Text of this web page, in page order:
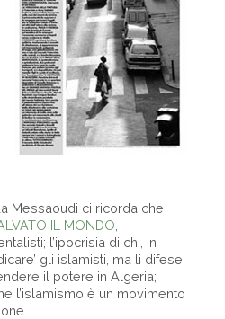
Messaoudi ci ricorda che
IL MONDO
l’ipocrisia di chi, in
gli islamisti, ma li difese
il potere in Algeria;
l’islamismo è un movimento